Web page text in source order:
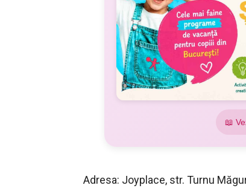
📖
Adresa: Joyplace, str. Turnu